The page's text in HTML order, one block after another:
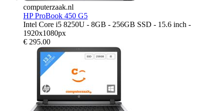
computerzaak.nl
HP ProBook 450 G5
Intel Core i5 8250U - 8GB - 256GB SSD - 15.6 inch -
1920x1080px
€ 295.00